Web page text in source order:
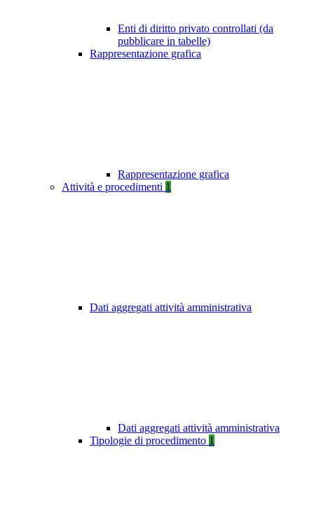
Enti di diritto privato controllati (da
pubblicare in tabelle)
Rappresentazione grafica
Rappresentazione grafica
Attività e procedimenti 1
Dati aggregati attività amministrativa
Dati aggregati attività amministrativa
Tipologie di procedimento 1